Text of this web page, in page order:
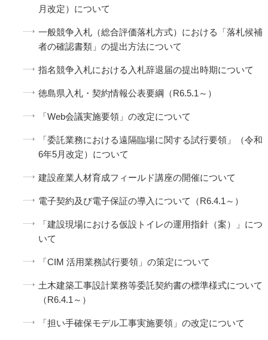
月改定）について
一般競争入札（総合評価落札方式）における「落札候補
者の確認書類」の提出方法について
指名競争入札における入札辞退届の提出時期について
徳島県入札・契約情報公表要綱（R6.5.1～）
「Web会議実施要領」の改定について
「委託業務における遠隔臨場に関する試行要領」（令和
6年5月改定）について
建設産業人材育成フィールド講座の開催について
電子契約及び電子保証の導入について（R6.4.1～）
「建設現場における仮設トイレの運用指針（案）」につ
いて
「CIM 活用業務試行要領」の策定について
土木建築工事設計業務等委託契約書の標準様式について
（R6.4.1～）
「担い手確保モデル工事実施要領」の改定について